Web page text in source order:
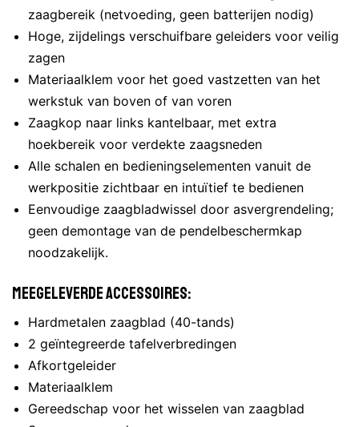
zaagbereik (netvoeding, geen batterijen nodig)
Hoge, zijdelings verschuifbare geleiders voor veilig
zagen
Materiaalklem voor het goed vastzetten van het
werkstuk van boven of van voren
Zaagkop naar links kantelbaar, met extra
hoekbereik voor verdekte zaagsneden
Alle schalen en bedieningselementen vanuit de
werkpositie zichtbaar en intuïtief te bedienen
Eenvoudige zaagbladwissel door asvergrendeling;
geen demontage van de pendelbeschermkap
noodzakelijk.
Meegeleverde accessoires:
Hardmetalen zaagblad (40-tands)
2 geïntegreerde tafelverbredingen
Afkortgeleider
Materiaalklem
Gereedschap voor het wisselen van zaagblad